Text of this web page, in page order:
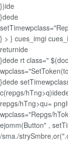
})ide
}dede
} > } cues_imgi
returnide
}dede rt class="
}dede
c(repgs/
repgs/hTng>qu=
wpclass="Repgs/
ejomm(Button" ,
/sma./